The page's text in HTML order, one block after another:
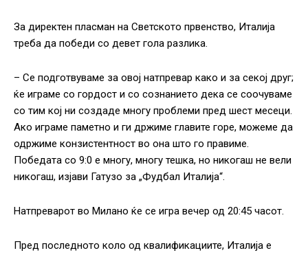
За директен пласман на Светското првенство, Италија
треба да победи со девет гола разлика.
– Се подготвуваме за овој натпревар како и за секој друг;
ќе играме со гордост и со сознанието дека се соочуваме
со тим кој ни создаде многу проблеми пред шест месеци.
Ако играме паметно и ги држиме главите горе, можеме да
одржиме конзистентност во она што го правиме.
Победата со 9:0 е многу, многу тешка, но никогаш не вели
никогаш, изјави Гатузо за „Фудбал Италија“.
Натпреварот во Милано ќе се игра вечер од 20:45 часот.
Пред последното коло од квалификациите, Италија е